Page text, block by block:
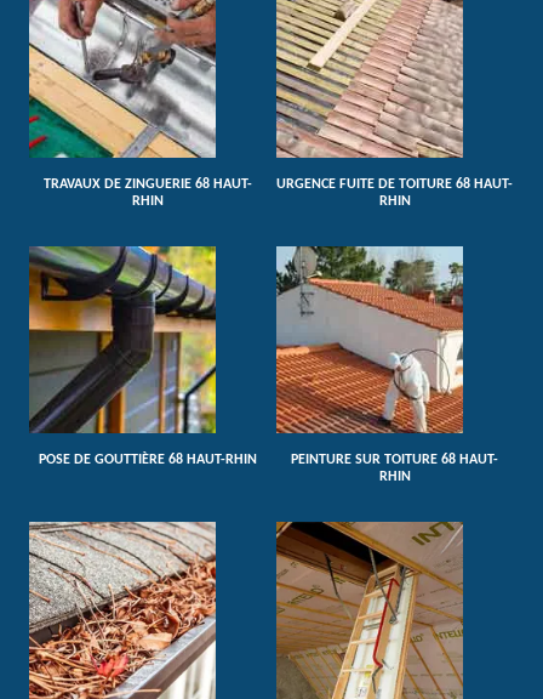
TRAVAUX DE ZINGUERIE 68 HAUT-
RHIN
URGENCE FUITE DE TOITURE 68 HAUT-
RHIN
POSE DE GOUTTIÈRE 68 HAUT-RHIN
PEINTURE SUR TOITURE 68 HAUT-
RHIN